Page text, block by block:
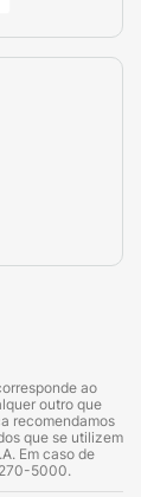
ao
outro que
recomendamos
que se utilizem
Em caso de
5000.